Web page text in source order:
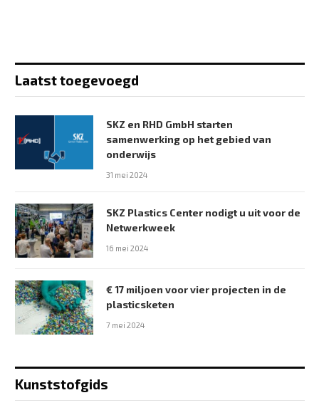
Laatst toegevoegd
SKZ en RHD GmbH starten
samenwerking op het gebied van
onderwijs
31 mei 2024
SKZ Plastics Center nodigt u uit voor de
Netwerkweek
16 mei 2024
€ 17 miljoen voor vier projecten in de
plasticsketen
7 mei 2024
Kunststofgids